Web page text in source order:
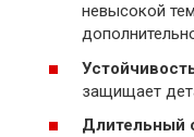
невысокой
защищает
Длительный